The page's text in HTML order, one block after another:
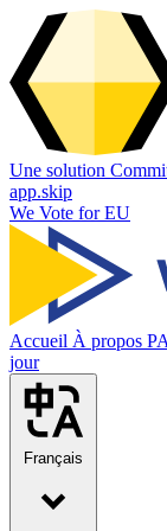
Une solution
app.skip
We Vote for EU
Accueil À propos
jour
Français